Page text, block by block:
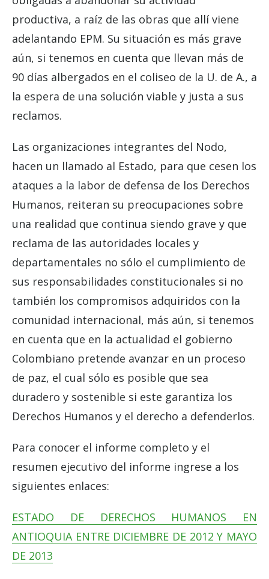
productiva, a raíz de las obras que allí viene
adelantando EPM. Su situación es más grave
aún, si tenemos en cuenta que llevan más de
90 días albergados en el coliseo de la U. de A., a
la espera de una solución viable y justa a sus
reclamos.
Las organizaciones integrantes del Nodo,
hacen un llamado al Estado, para que cesen los
ataques a la labor de defensa de los Derechos
Humanos, reiteran su preocupaciones sobre
una realidad que continua siendo grave y que
reclama de las autoridades locales y
departamentales no sólo el cumplimiento de
sus responsabilidades constitucionales si no
también los compromisos adquiridos con la
comunidad internacional, más aún, si tenemos
en cuenta que en la actualidad el gobierno
Colombiano pretende avanzar en un proceso
de paz, el cual sólo es posible que sea
duradero y sostenible si este garantiza los
Derechos Humanos y el derecho a defenderlos.
Para conocer el informe completo y el
resumen ejecutivo del informe ingrese a los
siguientes enlaces:
ESTADO DE DERECHOS HUMANOS EN
ANTIOQUIA ENTRE DICIEMBRE DE 2012 Y MAYO
DE 2013